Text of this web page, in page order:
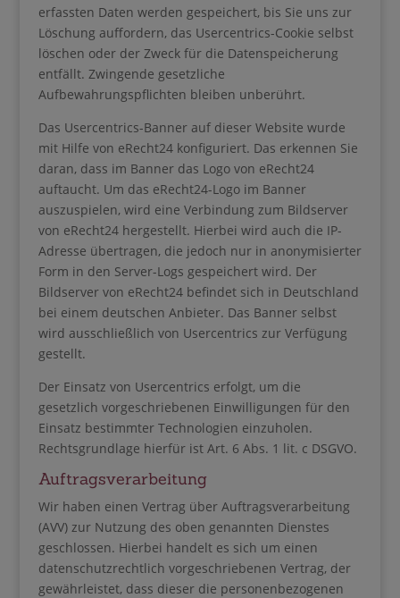
erfassten Daten werden gespeichert, bis Sie uns zur
Löschung auffordern, das Usercentrics-Cookie selbst
löschen oder der Zweck für die Datenspeicherung
entfällt. Zwingende gesetzliche
Aufbewahrungspflichten bleiben unberührt.
Das Usercentrics-Banner auf dieser Website wurde
mit Hilfe von eRecht24 konfiguriert. Das erkennen Sie
daran, dass im Banner das Logo von eRecht24
auftaucht. Um das eRecht24-Logo im Banner
auszuspielen, wird eine Verbindung zum Bildserver
von eRecht24 hergestellt. Hierbei wird auch die IP-
Adresse übertragen, die jedoch nur in anonymisierter
Form in den Server-Logs gespeichert wird. Der
Bildserver von eRecht24 befindet sich in Deutschland
bei einem deutschen Anbieter. Das Banner selbst
wird ausschließlich von Usercentrics zur Verfügung
gestellt.
Der Einsatz von Usercentrics erfolgt, um die
gesetzlich vorgeschriebenen Einwilligungen für den
Einsatz bestimmter Technologien einzuholen.
Rechtsgrundlage hierfür ist Art. 6 Abs. 1 lit. c DSGVO.
Auftragsverarbeitung
Wir haben einen Vertrag über Auftragsverarbeitung
(AVV) zur Nutzung des oben genannten Dienstes
geschlossen. Hierbei handelt es sich um einen
datenschutzrechtlich vorgeschriebenen Vertrag, der
gewährleistet, dass dieser die personenbezogenen